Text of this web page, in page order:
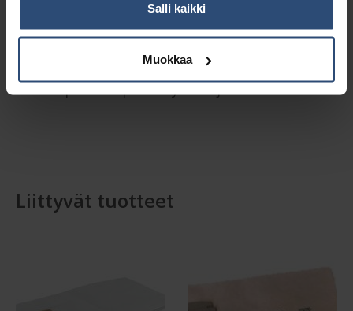
Salli kaikki
Muokkaa
Erittäin hiljainen, varustettu
patentoidulla TASKI-
kuiskausteknologialla
Suunniteltu ja testattu
parhaimpien käytäntöjen mukaan
Liittyvät tuotteet